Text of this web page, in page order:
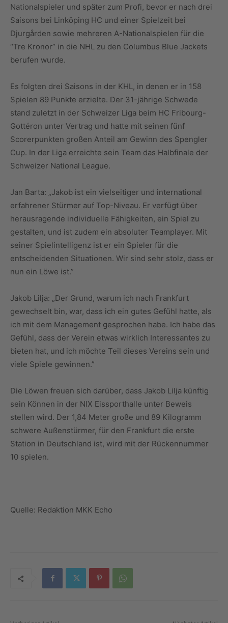
Nationalspieler und später zum Profi, bevor er nach drei
Saisons bei Linköping HC und einer Spielzeit bei
Djurgården sowie mehreren A-Nationalspielen für die
“Tre Kronor” in die NHL zu den Columbus Blue Jackets
berufen wurde.
Es folgten drei Saisons in der KHL, in denen er in 158
Spielen 89 Punkte erzielte. Der 31-jährige Schwede
stand zuletzt in der Schweizer Liga beim HC Fribourg-
Gottéron unter Vertrag und hatte mit seinen fünf
Scorerpunkten großen Anteil am Gewinn des Spengler
Cup. In der Liga erreichte sein Team das Halbfinale der
Schweizer National League.
Jan Barta: „Jakob ist ein vielseitiger und international
erfahrener Stürmer auf Top-Niveau. Er verfügt über
herausragende individuelle Fähigkeiten, ein Spiel zu
gestalten, und ist zudem ein absoluter Teamplayer. Mit
seiner Spielintelligenz ist er ein Spieler für die
entscheidenden Situationen. Wir sind sehr stolz, dass er
nun ein Löwe ist.”
Jakob Lilja: „Der Grund, warum ich nach Frankfurt
gewechselt bin, war, dass ich ein gutes Gefühl hatte, als
ich mit dem Management gesprochen habe. Ich habe das
Gefühl, dass der Verein etwas wirklich Interessantes zu
bieten hat, und ich möchte Teil dieses Vereins sein und
viele Spiele gewinnen.”
Die Löwen freuen sich darüber, dass Jakob Lilja künftig
sein Können in der NIX Eissporthalle unter Beweis
stellen wird. Der 1,84 Meter große und 89 Kilogramm
schwere Außenstürmer, für den Frankfurt die erste
Station in Deutschland ist, wird mit der Rückennummer
10 spielen.
Quelle: Redaktion MKK Echo